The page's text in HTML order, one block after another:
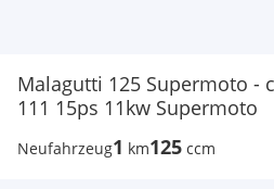
Malagutti 125 Supermoto -
111 15ps 11kw Supermoto
Neufahrzeug1 km125 ccm